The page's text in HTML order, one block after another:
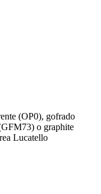
(OP0), gofrado
o graphite
Lucatello